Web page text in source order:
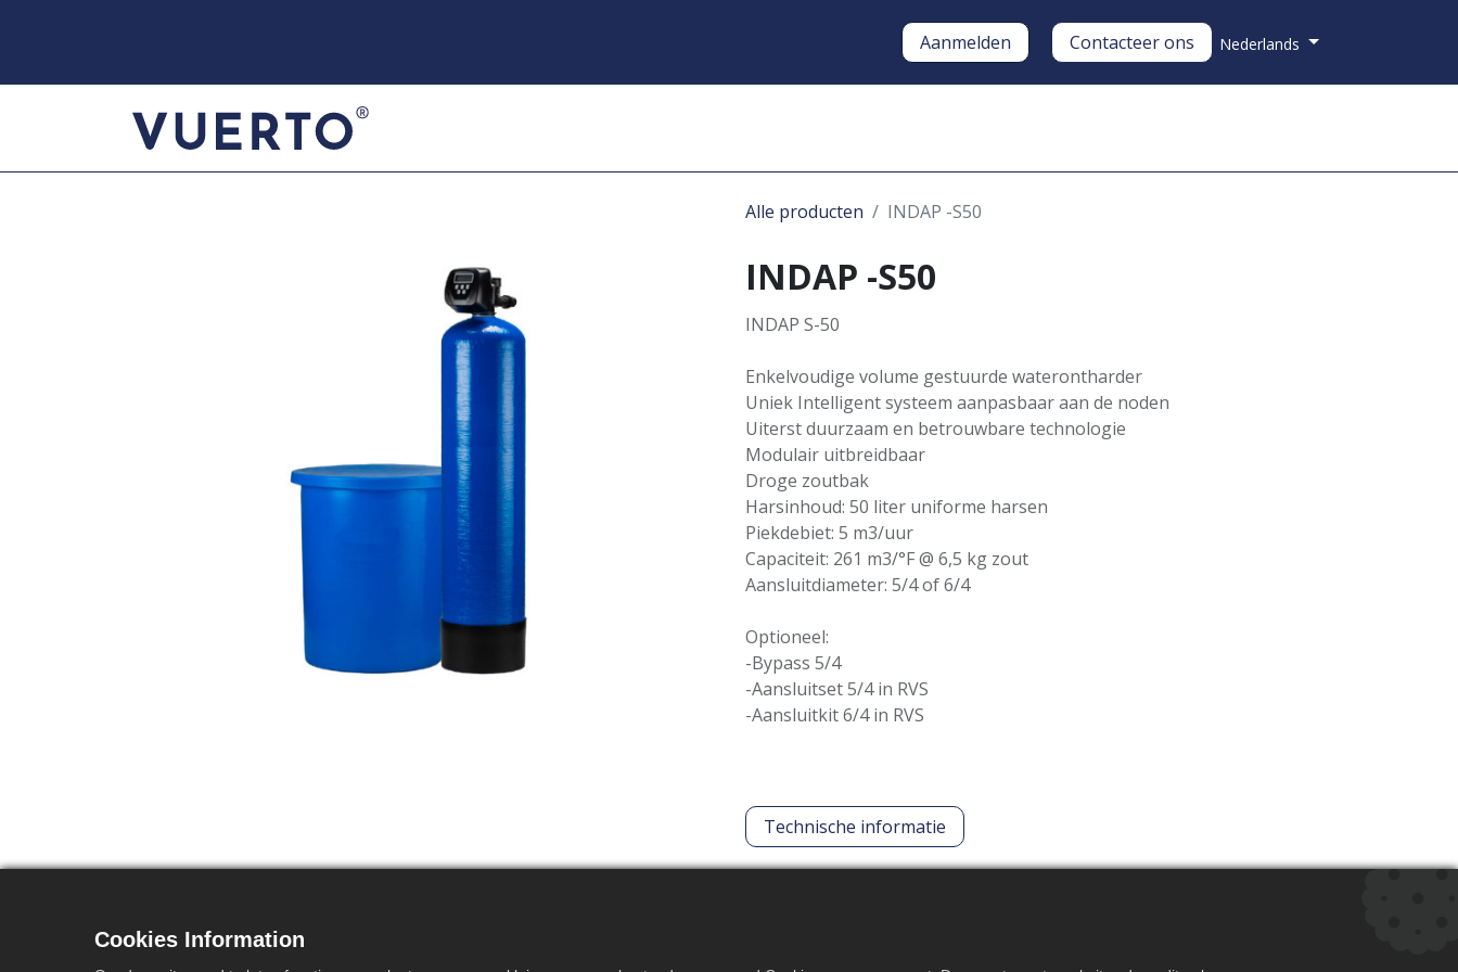
Nederlands
Aanmelden Contacteer ons
Alle producten INDAP -S50
INDAP -S50
INDAP S-50
Enkelvoudige volume gestuurde waterontharder
Uniek Intelligent systeem aanpasbaar aan de noden
Uiterst duurzaam en betrouwbare technologie
Modulair uitbreidbaar
Droge zoutbak
Harsinhoud: 50 liter uniforme harsen
Piekdebiet: 5 m3/uur
Capaciteit: 261 m3/°F @ 6,5 kg zout
Aansluitdiameter: 5/4 of 6/4
Optioneel:
-Bypass 5/4
-Aansluitset 5/4 in RVS
-Aansluitkit 6/4 in RVS
Technische informatie
Cookies Information